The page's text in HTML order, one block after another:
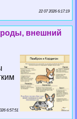
22 07 2026 6:17:19
внешний
6:57:51